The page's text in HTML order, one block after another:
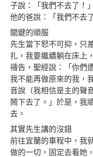
子說：「我們不去了！
他的爸說：「我們不去了
關鍵的順服
先生當下怒不可抑，只
扎，我要繼續躺在床上
禱告，聖經說：「你們
我不能再做原來的我，
音說（我相信是主的聲
鬧下去了。」於是，我
去。
其實先生講的沒錯
前往宜蘭的車程中，我
做的一切，固定去看她